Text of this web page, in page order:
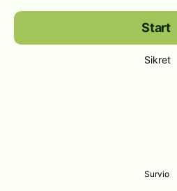
Start
Sikret
Survio